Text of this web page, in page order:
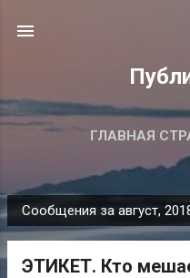
ГЛАВНАЯ
ПОДРОБНЕЕ…
С
о
Сообщения за август,
ЭТИКЕТ. Кто